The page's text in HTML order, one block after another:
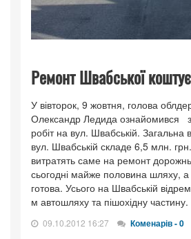
Ремонт Швабської
У вівторок, 9 жовтня, голова
Олександр Ледида ознайомився
робіт на вул. Швабській. Загальна
вул. Швабській складе 6,5 млн.
витратять саме на ремонт
сьогодні майже половина шляху,
готова. Усього на Швабській
м автошляху та пішохідну частину.
09.10.2012 16:27 Коменарів - 0